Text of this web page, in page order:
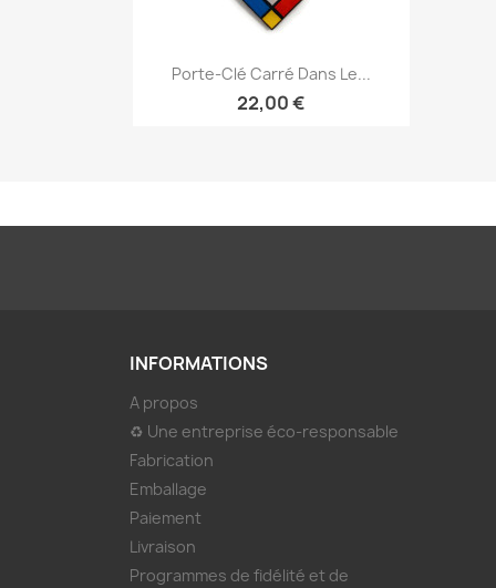
Aperçu rapide
Porte-Clé Carré Dans Le...
22,00 €
INFORMATIONS
A propos
♻ Une entreprise éco-responsable
Fabrication
Emballage
Paiement
Livraison
Programmes de fidélité et de